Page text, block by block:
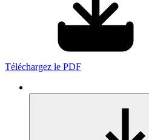
Téléchargez le PDF